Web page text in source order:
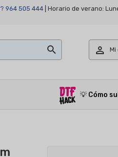
964 505 444 | Horario de verano:
  Mi
💡 Cómo